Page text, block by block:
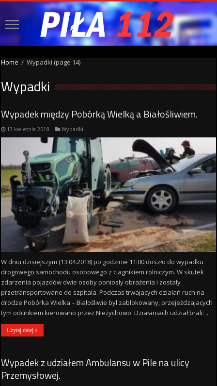
Home / Wypadki (page 14)
Wypadki
Wypadek między Pobórką Wielką a Białośliwiem.
13 kwietnia 2018 Wypadki
W dniu dzisiejszym (13.04.2018) po godzinie 11:00 doszło do wypadku
drogowego samochodu osobowego z ciagnikiem rolniczym. W skutek
zdarzenia pojazdów dwie osoby poniosły obrażenia i zostały
przetransportowane do szpitala. Podczas trwajacych działań ruch na
drodze Pobórka Wielka – Białośliwie byl zablokowany, przejeżdzajacych
tym odcinkiem kierowano przez Nieżychowo. Działaniach udział brali: ...
Czytaj dalej »
Wypadek z udziałem Ambulansu w Pile na ulicy
Przemysłowej.